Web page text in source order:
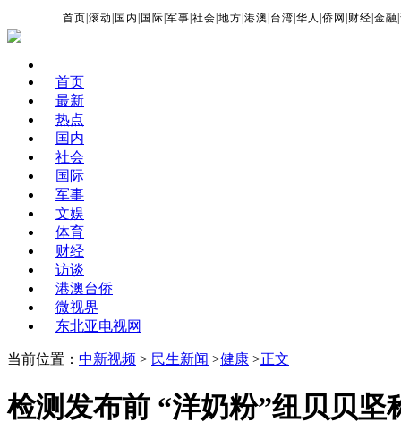
首页 |滚动 国内 国际 |军事 |社会 |地方 |港澳 台湾 |华人 |侨网 财经 |金融 |
首页
最新
热点
国内
社会
国际
军事
文娱
体育
财经
访谈
港澳台侨
微视界
东北亚电视网
当前位置： 中新视频 > 民生新闻 >健康 >正文
检测发布前 “洋奶粉”纽贝贝坚